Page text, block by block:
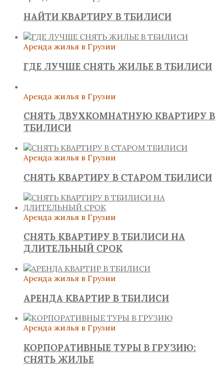
НАЙТИ КВАРТИРУ В ТБИЛИСИ
Аренда жилья в Грузии
ГДЕ ЛУЧШЕ СНЯТЬ ЖИЛЬЕ В ТБИЛИСИ
Аренда жилья в Грузии
СНЯТЬ ДВУХКОМНАТНУЮ КВАРТИРУ В
ТБИЛИСИ
Аренда жилья в Грузии
СНЯТЬ КВАРТИРУ В СТАРОМ ТБИЛИСИ
Аренда жилья в Грузии
СНЯТЬ КВАРТИРУ В ТБИЛИСИ НА
ДЛИТЕЛЬНЫЙ СРОК
Аренда жилья в Грузии
АРЕНДА КВАРТИР В ТБИЛИСИ
Аренда жилья в Грузии
КОРПОРАТИВНЫЕ ТУРЫ В ГРУЗИЮ:
СНЯТЬ ЖИЛЬЕ